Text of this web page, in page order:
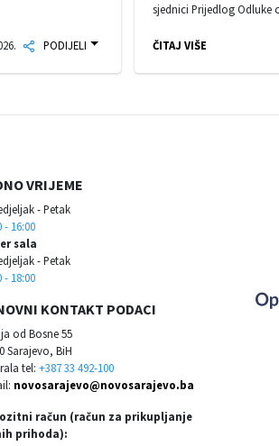
PODIJELI
sjednici Prijedlog Odluke
ČITAJ VIŠE
VRIJEME
- Petak
- 16:00
sala
- Petak
- 18:00
KONTAKT PODACI
od Bosne 55
Sarajevo, BiH
tel: +387 33 492-100
novosarajevo@novosarajevo.ba
račun (račun za prikupljanje
prihoda):